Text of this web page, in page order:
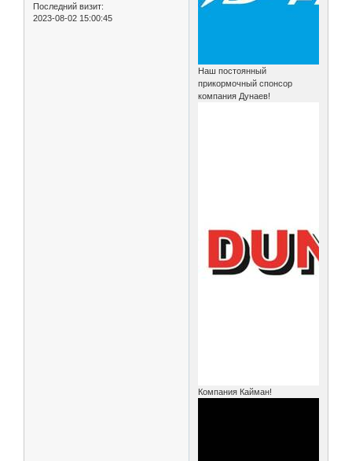
Последний визит:
2023-08-02 15:00:45
Наш постоянный
прикормочный спонсор
компания Дунаев!
Компания Кайман!